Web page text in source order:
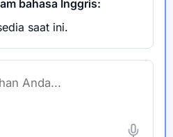
bahasa Inggris:
saat ini.